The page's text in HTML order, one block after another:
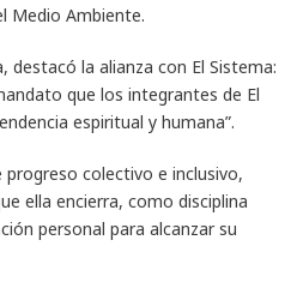
Medio Ambiente.
destacó la alianza con El Sistema:
que los integrantes de El
espiritual y humana”.
colectivo e inclusivo,
ella encierra, como disciplina
personal para alcanzar su